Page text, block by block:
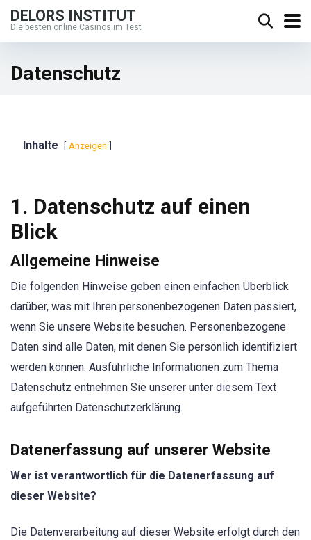
DELORS INSTITUT
Die besten online Casinos im Test
Datenschutz
Inhalte Anzeigen
1. Datenschutz auf einen
Blick
Allgemeine Hinweise
Die folgenden Hinweise geben einen einfachen Überblick
darüber, was mit Ihren personenbezogenen Daten passiert,
wenn Sie unsere Website besuchen. Personenbezogene
Daten sind alle Daten, mit denen Sie persönlich identifiziert
werden können. Ausführliche Informationen zum Thema
Datenschutz entnehmen Sie unserer unter diesem Text
aufgeführten Datenschutzerklärung.
Datenerfassung auf unserer Website
Wer ist verantwortlich für die Datenerfassung auf
dieser Website?
Die Datenverarbeitung auf dieser Website erfolgt durch den